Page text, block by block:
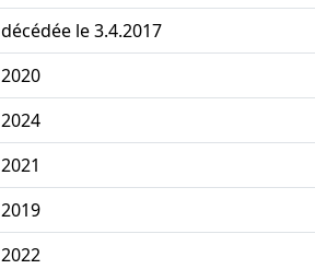
décédée le 3.4.2017
2020
2024
2021
2019
2022